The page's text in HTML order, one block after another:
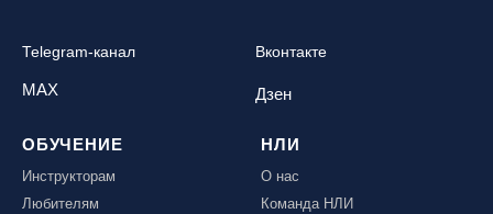
Telegram-канал Вконтакте
MAX Дзен
ОБУЧЕНИЕ
Инструкторам
Любителям
НЛИ
О нас
Команда НЛИ